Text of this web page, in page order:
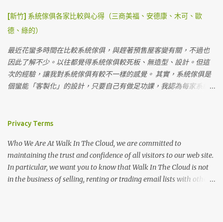
蠻多間，用起來也很乾淨。 蹲式馬桶 淋浴間 淋浴間很多間，但熱水
如果太多帳會來不及燒，建議來這邊的可以盡量下午就先洗澡，以
免晚上沒水洗澡（有些人會因為這樣給負評），但其實是因為先天
上這邊沒有天然氣管，要輸送天然氣很困難，目前電力燒的速度供
應三四十帳難免沒辦法跟上，還是建議露友能分散洗澡時間。 梳妝
台 硬體設備在上一篇文章 第六露：柏冷翠休閒農場～五星級庭園享
受露營週末 也都有分享，上次是泡大眾池，這次是泡湯屋。 泡湯池
處都擺放預備用的木柴，但 千萬 不要 拿去自己燒，紅字很重要一定
要注意 因為這些木柴都是營主辛辛苦苦準備要給大...
們一定要買放得下XL的帳篷。（不然我覺得我要去睡帳篷外了😒）
在考慮睡帳跟客廳分開買還是一起，有幾個考量是...我們的小孩都偏
冬天真的比較暖和，後來我們還是針對一房一廳帳看。 另外，如果
一次就搭好也是挺方便的，不用分兩帳搭，光搞小孩就來不及了...
（不知道為什麼常常有人會在最緊急時候想尿尿...😅） 一開始長輩
推薦Coleman跟Snowpeak，畢竟大牌子還是比較有保障，不管是防
SP671，這兩帳價格大約都落在47000左右。 Coleman CC3 很喜歡
備一帳蠻方便的，然後CC3有側門當掛雙內帳，中間還有一個空間可
以提供行走。本來有考慮 Coleman TOUGH SCREEN 2-ROOM
MDX+，但後來比較了一下布料，真的跟CC3紮實度有差。 CC3一直
是我們看的首選，唯一缺點就是價格。 😅 在繼續找帳篷的途中，我
[新竹] 系統傢俱各家比較與心得（三商美福、安德康、木可、歐
德、綠的）
最近花蠻多時間在比較系統傢俱，與趕著預售屋客變有關，不過也
因此了解不少。以往都覺得系統傢俱較死板、無造型、設計。但這
次的經驗，讓我對系統傢俱有較不一樣的感覺。 其實，系統傢俱是
個蠻能「客製化」的設計，只要自己有做足功課，我認為每家系統
商美福）的系統傢俱在聘請設計師上，較有經驗也較有獨特見解，
高。 小家（如：木可、安德康等）的系統傢俱最大好處在於價格親
民，但設計師如果也願意用心，做出來的作品一定不輸大的。前提
是，客戶自己必須明白自己要的是甚麼？喜好？需求？風格.......等。
Privacy Terms
Who We Are At Walk In The Cloud, we are committed to
maintaining the trust and confidence of all visitors to our web site.
In particular, we want you to know that Walk In The Cloud is not
in the business of selling, renting or trading email lists with other